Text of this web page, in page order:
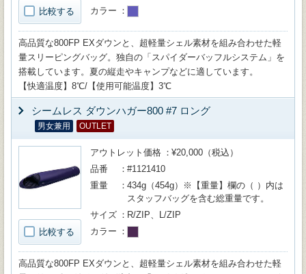
比較する
カラー
高品質な800FP EXダウンと、超軽量シェル素材を組み合わせた軽
量スリーピングバッグ。独自の「スパイダーバッフルシステム」を
搭載しています。夏の縦走やキャンプなどに適しています。
【快適温度】8℃/【使用可能温度】3℃
シームレス ダウンハガー800 #7 ロング
男女兼用 OUTLET
比較する
アウトレット価格
¥20,000（税込）
品番
#1121410
重量
434g（454g）※【重量】欄の（ ）内は
スタッフバッグを含む総重量です。
サイズ
R/ZIP、L/ZIP
カラー
高品質な800FP EXダウンと、超軽量シェル素材を組み合わせた軽